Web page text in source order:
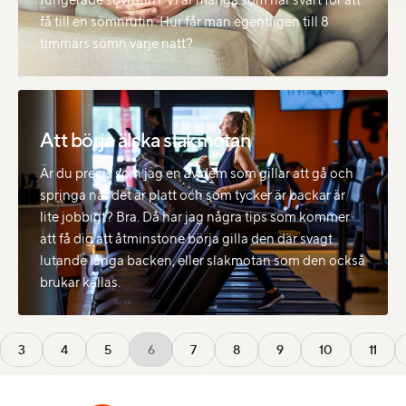
få till en sömnrutin. Hur får man egentligen till 8
timmars sömn varje natt?
Att börja älska slakmotan
Är du precis som jag en av dem som gillar att gå och
springa när det är platt och som tycker är backar är
lite jobbigt? Bra. Då har jag några tips som kommer
att få dig att åtminstone börja gilla den där svagt
lutande långa backen, eller slakmotan som den också
brukar kallas.
3 4 5 6 7 8 9 10 11